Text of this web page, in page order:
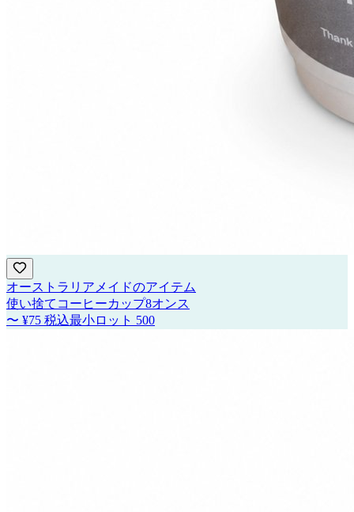
オーストラリアメイドのアイテム
使い捨てコーヒーカップ8オンス
〜 ¥75 税込最小ロット 500